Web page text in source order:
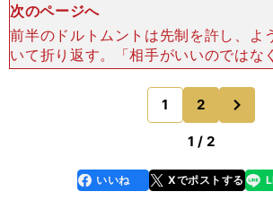
次のページへ
前半のドルトムントは先制を許し、よ
いて折り返す。「相手がいいのではな
ちが良くなかった。前半は自分たちが
いて、そのことは分かっていた」 そ
半。47
1 2
1 / 2
faceboo
k
いいね Xでポストする
line